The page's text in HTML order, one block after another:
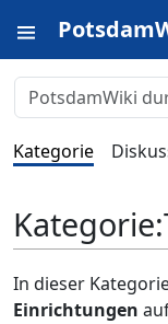
Kategorie
Kategorie:
In dieser
Einrichtungen